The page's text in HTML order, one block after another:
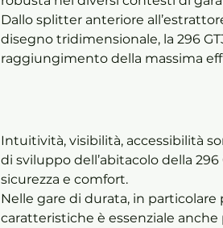
Dallo splitter anteriore
disegno tridimensionale, la 296
raggiungimento della massima
Intuitività, visibilità, accessibilità
di sviluppo dell’abitacolo della
sicurezza e comfort.
Nelle gare di durata, in
caratteristiche è essenziale anche